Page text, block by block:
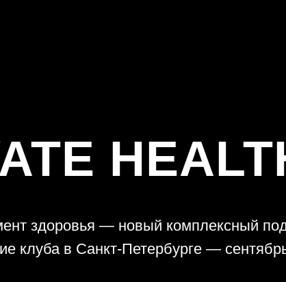
здоровья — новый комплексный
клуба в Санкт-Петербурге —